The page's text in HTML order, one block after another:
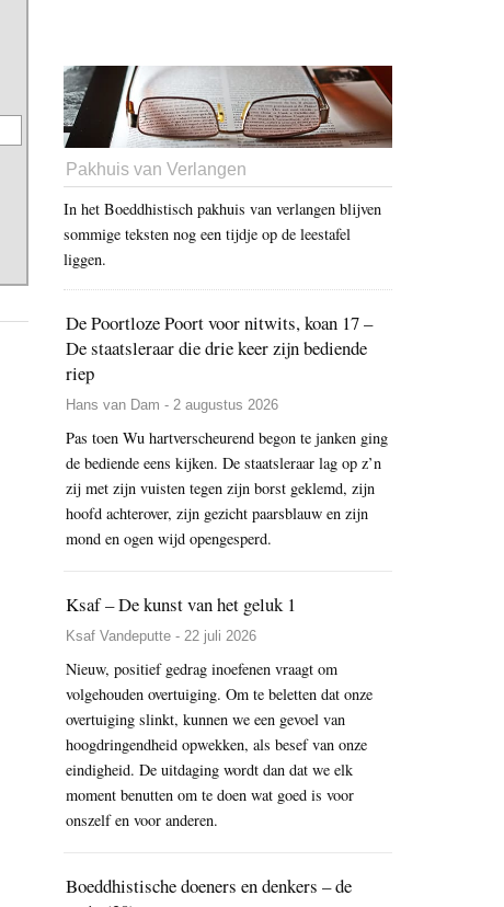
Pakhuis van Verlangen
In het Boeddhistisch pakhuis van verlangen blijven
sommige teksten nog een tijdje op de leestafel
liggen.
De Poortloze Poort voor nitwits, koan 17 –
De staatsleraar die drie keer zijn bediende
riep
Hans van Dam - 2 augustus 2026
Pas toen Wu hartverscheurend begon te janken ging
de bediende eens kijken. De staatsleraar lag op z’n
zij met zijn vuisten tegen zijn borst geklemd, zijn
hoofd achterover, zijn gezicht paarsblauw en zijn
mond en ogen wijd opengesperd.
Ksaf – De kunst van het geluk 1
Ksaf Vandeputte - 22 juli 2026
Nieuw, positief gedrag inoefenen vraagt om
volgehouden overtuiging. Om te beletten dat onze
overtuiging slinkt, kunnen we een gevoel van
hoogdringendheid opwekken, als besef van onze
eindigheid. De uitdaging wordt dan dat we elk
moment benutten om te doen wat goed is voor
onszelf en voor anderen.
Boeddhistische doeners en denkers – de